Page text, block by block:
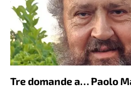
Tre domande a… Paolo